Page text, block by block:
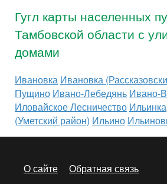
Гугл карты населенных
Тамбовской области с
домами
Ивановка Ивановка
Пущино Ивано-Лебедянь Ивано-
Иловайское Лесничество Ильинка
(Уметский район) Ильино
О сайте
Обратная связь